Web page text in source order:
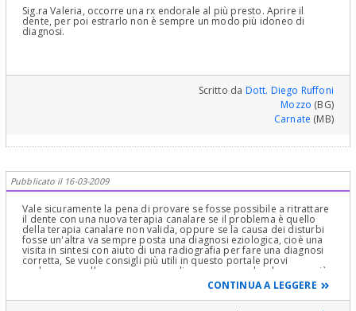
Sig.ra Valeria, occorre una rx endorale al più presto. Aprire il
dente, per poi estrarlo non è sempre un modo più idoneo di
diagnosi.
Scritto da Dott. Diego Ruffoni
Mozzo (BG)
Carnate (MB)
Pubblicato il 16-03-2009
Vale sicuramente la pena di provare se fosse possibile a ritrattare
il dente con una nuova terapia canalare se il problema è quello
della terapia canalare non valida, oppure se la causa dei disturbi
fosse un'altra va sempre posta una diagnosi eziologica, cioè una
visita in sintesi con aiuto di una radiografia per fare una diagnosi
corretta, Se vuole consigli più utili in questo portale provi
perlomeno a allegare una rx, meglio se una rx endorale, come già
suggeritole da tanti colleghi che le hanno risposto. Auguri
CONTINUA A LEGGERE